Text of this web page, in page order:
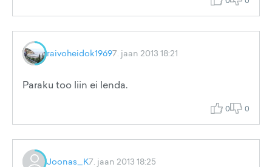
raivoheidok19697. jaan 2013 18:21
Paraku too liin ei lenda.
0 0
Joonas_K7. jaan 2013 18:25